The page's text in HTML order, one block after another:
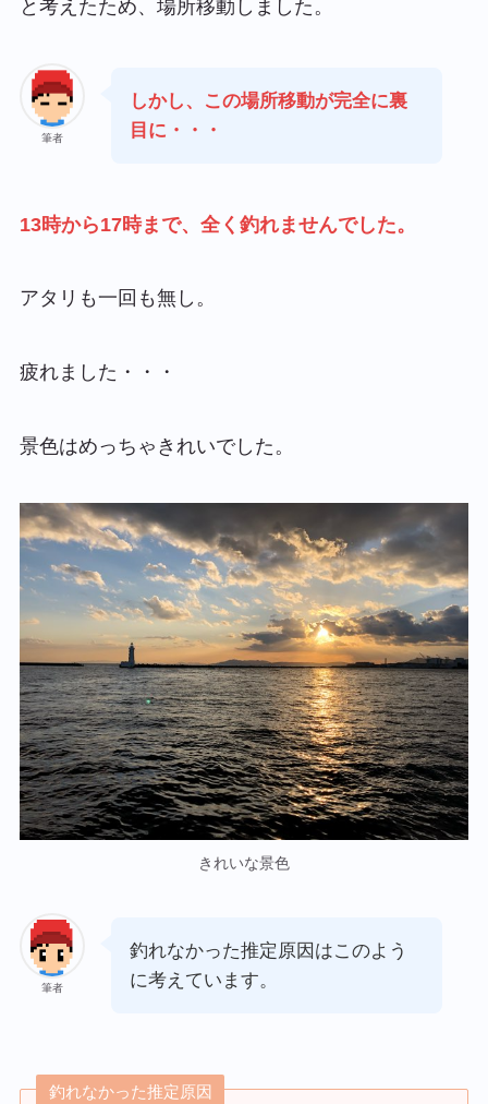
と考えたため、場所移動しました。
筆者
しかし、この場所移動が完全に裏
目に・・・
13時から17時まで、全く釣れませんでした。
アタリも一回も無し。
疲れました・・・
景色はめっちゃきれいでした。
きれいな景色
筆者
釣れなかった推定原因はこのよう
に考えています。
釣れなかった推定原因